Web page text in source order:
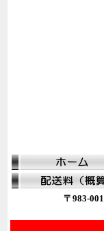
〒983-